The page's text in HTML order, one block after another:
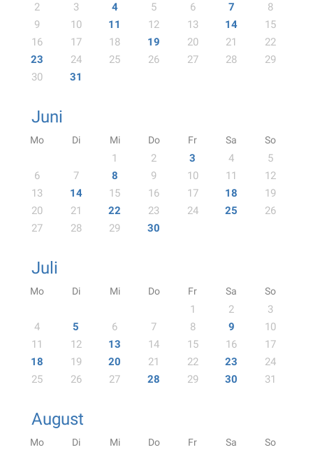
2
3 4 5 6 7
8
9
10 11 12 13 14
15
16
17 18 19 20 21
22
23
24 25 26 27 28
29
30
31
Juni
Mo Di Mi Do Fr Sa So
1 2 3 4
5
6
7 8 9 10 11
12
13
14 15 16 17 18
19
20
21 22 23 24 25
26
27
28 29 30
Juli
Mo Di Mi Do Fr Sa So
1 2
3
4
5 6 7 8 9
10
11
12 13 14 15 16
17
18
19 20 21 22 23
24
25
26 27 28 29 30 31
August
Mo Di Mi Do Fr Sa So